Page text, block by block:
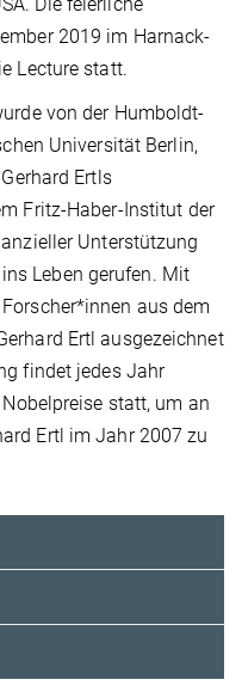
2019 im Harnack-
Lecture statt.
von der Humboldt-
Universität Berlin,
Ertls
Fritz-Haber-Institut der
Unterstützung
Leben gerufen. Mit
aus dem
Ertl ausgezeichnet
findet jedes Jahr
statt, um an
Ertl im Jahr 2007 zu